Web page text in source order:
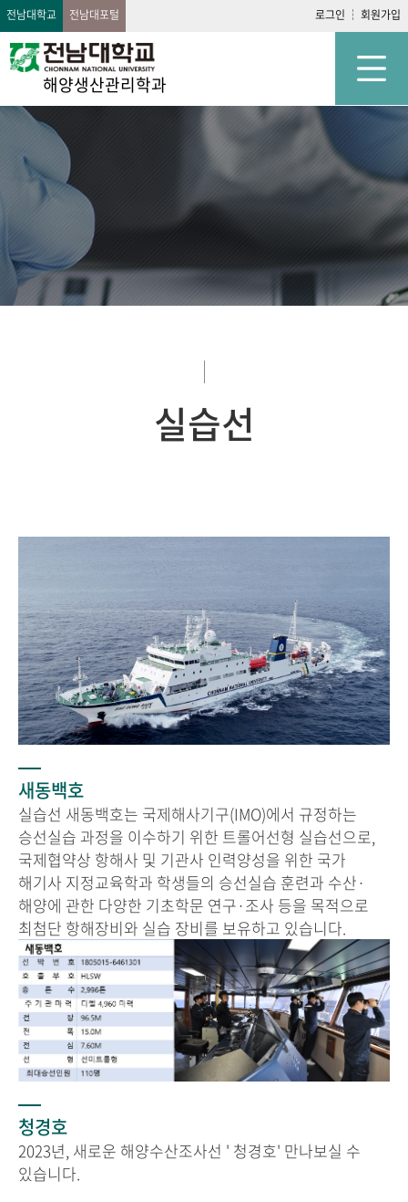
전남대학교 전남대포털 로그인 회원가입
해양생산관리학과
실습선
새동백호
실습선 새동백호는 국제해사기구(IMO)에서 규정하는
승선실습 과정을 이수하기 위한 트롤어선형 실습선으로,
국제협약상 항해사 및 기관사 인력양성을 위한 국가
해기사 지정교육학과 학생들의 승선실습 훈련과 수산·
해양에 관한 다양한 기초학문 연구·조사 등을 목적으로
최첨단 항해장비와 실습 장비를 보유하고 있습니다.
청경호
2023년, 새로운 해양수산조사선 ' 청경호' 만나보실 수
있습니다.